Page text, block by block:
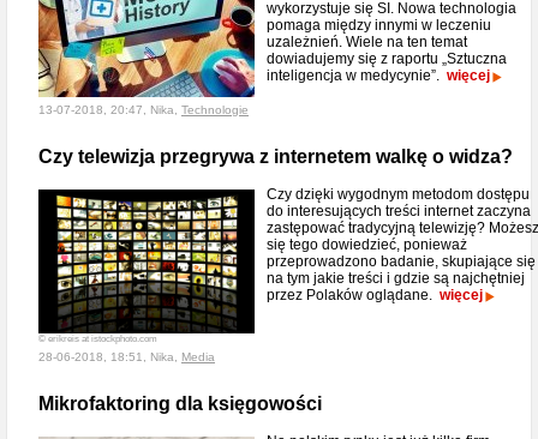
wykorzystuje się SI. Nowa technologia
pomaga między innymi w leczeniu
uzależnień. Wiele na ten temat
dowiadujemy się z raportu „Sztuczna
inteligencja w medycynie”. więcej
13-07-2018, 20:47, Nika, Technologie
Czy telewizja przegrywa z internetem walkę o widza?
© erikreis at istockphoto.com
Czy dzięki wygodnym metodom dostępu
do interesujących treści internet zaczyna
zastępować tradycyjną telewizję? Możesz
się tego dowiedzieć, ponieważ
przeprowadzono badanie, skupiające się
na tym jakie treści i gdzie są najchętniej
przez Polaków oglądane. więcej
28-06-2018, 18:51, Nika, Media
Mikrofaktoring dla księgowości